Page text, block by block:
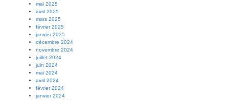
mai 2025
avril 2025
mars 2025
février 2025
janvier 2025
décembre 2024
novembre 2024
juillet 2024
juin 2024
mai 2024
avril 2024
février 2024
janvier 2024